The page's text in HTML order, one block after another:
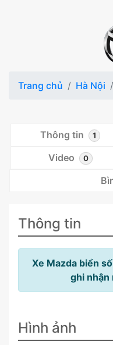
Trang chủ Hà Nội
Thông tin 1
Video 0
Thông tin
Xe Mazda biển
ghi nhận
Hình ảnh